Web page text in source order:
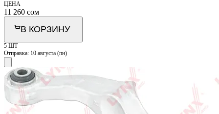
ЦЕНА
11 260 сом
В КОРЗИНУ
5 ШТ
Отправка: 10 августа (пн)